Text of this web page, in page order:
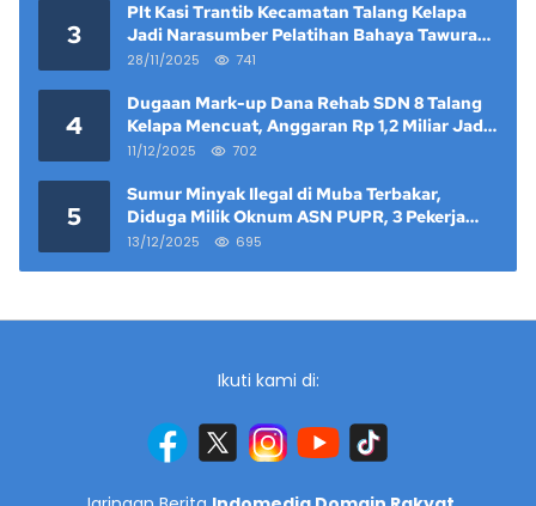
3
Plt Kasi Trantib Kecamatan Talang Kelapa
Jadi Narasumber Pelatihan Bahaya Tawuran
dan Narkoba di Keramat Raya
28/11/2025 741
4
Dugaan Mark-up Dana Rehab SDN 8 Talang
Kelapa Mencuat, Anggaran Rp 1,2 Miliar Jadi
Sorotan
11/12/2025 702
5
Sumur Minyak Ilegal di Muba Terbakar,
Diduga Milik Oknum ASN PUPR, 3 Pekerja
Tewas
13/12/2025 695
Ikuti kami di: